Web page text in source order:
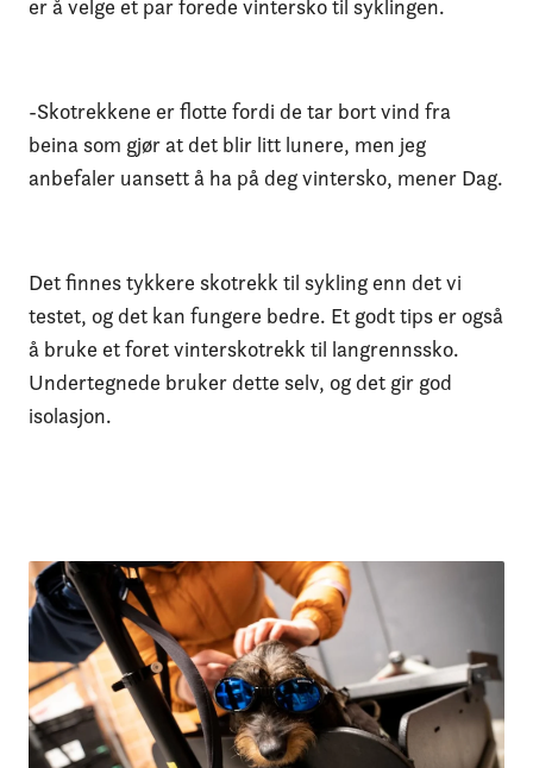
er å velge et par forede vintersko til syklingen.
-Skotrekkene er flotte fordi de tar bort vind fra
beina som gjør at det blir litt lunere, men jeg
anbefaler uansett å ha på deg vintersko, mener Dag.
Det finnes tykkere skotrekk til sykling enn det vi
testet, og det kan fungere bedre. Et godt tips er også
å bruke et foret vinterskotrekk til langrennssko.
Undertegnede bruker dette selv, og det gir god
isolasjon.